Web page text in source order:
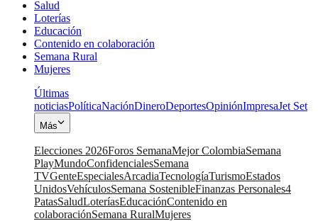
Salud
Loterías
Educación
Contenido en colaboración
Semana Rural
Mujeres
Últimas
noticiasPolíticaNaciónDineroDeportesOpiniónImpresaJet Set
Más
Elecciones 2026Foros SemanaMejor ColombiaSemana
PlayMundoConfidencialesSemana
TVGenteEspecialesArcadiaTecnologíaTurismoEstados
UnidosVehículosSemana SostenibleFinanzas Personales4
PatasSaludLoteríasEducaciónContenido en
colaboraciónSemana RuralMujeres